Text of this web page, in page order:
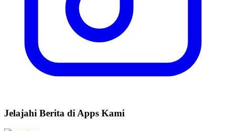
Jelajahi Berita di Apps Kami